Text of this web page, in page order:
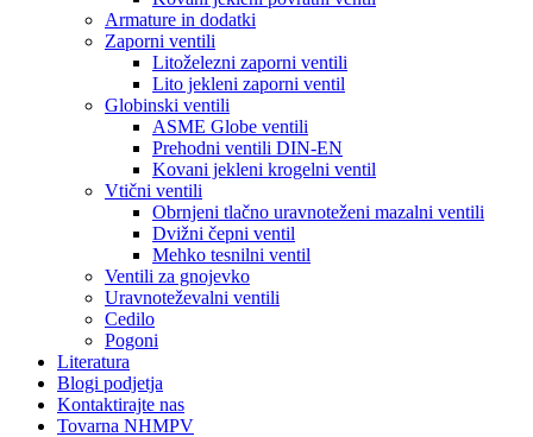
Armature in dodatki
Zaporni ventili
Litoželezni zaporni ventili
Lito jekleni zaporni ventil
Globinski ventili
ASME Globe ventili
Prehodni ventili DIN-EN
Kovani jekleni krogelni ventil
Vtični ventili
Obrnjeni tlačno uravnoteženi mazalni ventili
Dvižni čepni ventil
Mehko tesnilni ventil
Ventili za gnojevko
Uravnoteževalni ventili
Cedilo
Pogoni
Literatura
Blogi podjetja
Kontaktirajte nas
Tovarna NHMPV